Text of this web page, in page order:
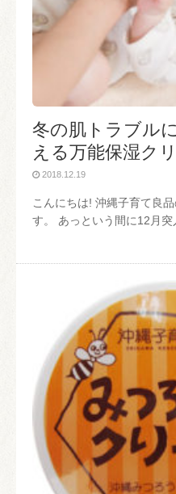
冬の肌トラブル
える万能保湿ク
2018.12.19
こんにちは! 沖縄子育て良
す。 あっという間に12月